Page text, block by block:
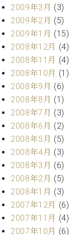
2009年3月 (3)
2009年2月 (5)
2009年1月 (15)
2008年12月 (4)
2008年11月 (4)
2008年10月 (1)
2008年9月 (6)
2008年8月 (1)
2008年7月 (3)
2008年6月 (2)
2008年5月 (5)
2008年4月 (3)
2008年3月 (6)
2008年2月 (5)
2008年1月 (3)
2007年12月 (6)
2007年11月 (4)
2007年10月 (6)